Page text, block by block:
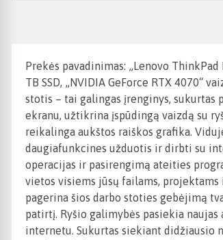
Prekės pavadinimas: „Lenovo
TB SSD, „NVIDIA GeForce RTX 4070“
stotis – tai galingas įrenginys, sukurtas
ekranu, užtikrina įspūdingą vaizdą su
reikalinga aukštos raiškos grafika.
daugiafunkcines užduotis ir dirbti su
operacijas ir pasirengimą ateities
vietos visiems jūsų failams,
pagerina šios darbo stoties gebėjimą
patirtį. Ryšio galimybės pasiekia
internetu. Sukurtas siekiant didžiausio